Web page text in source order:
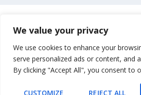
We value your privacy
We use cookies to enhance your
serve personalized ads or content, and
By clicking "Accept All", you consent to
CUSTOMIZE REJECT ALL
Impressum
Uvjeti korištenja